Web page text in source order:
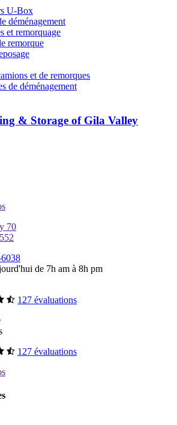
U-Box
déménagement
et remorquage
remorque
et de remorques
de déménagement
& Storage of Gila Valley
70
de 7h am à 8h pm
127 évaluations
127 évaluations